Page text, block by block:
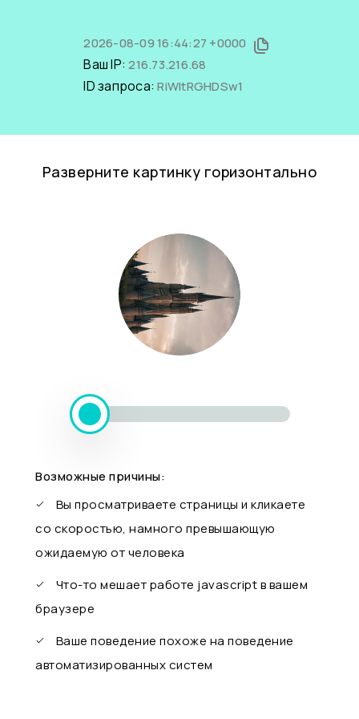
2026-08-09 16:44:27 +0000
Ваш IP:216.73.216.68
ID запроса:RiWItRGHDSw1
Разверните картинку горизонтально
Возможные причины:
Вы просматриваете страницы и кликаете
со скоростью, намного превышающую
ожидаемую от человека
Что-то мешает работе javascript в вашем
браузере
Ваше поведение похоже на поведение
автоматизированных систем